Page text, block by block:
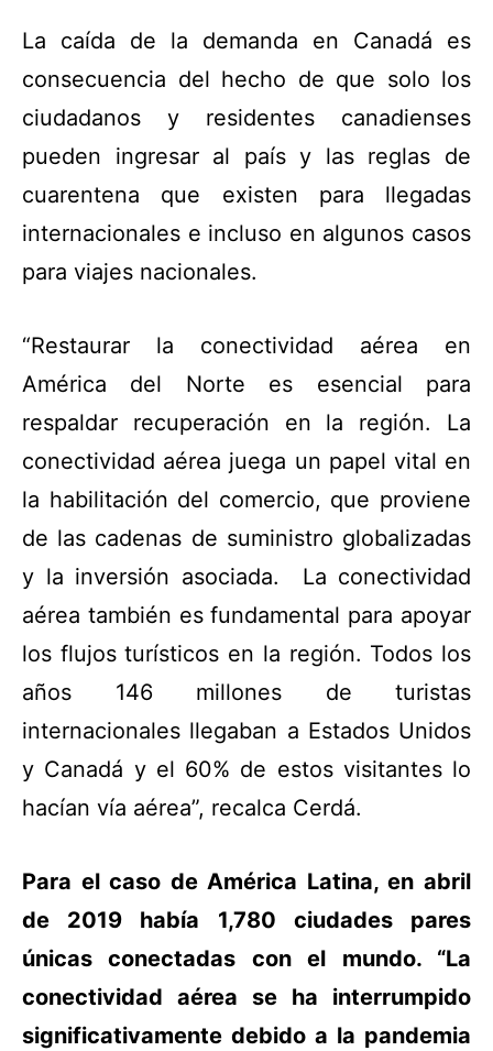
La caída de la demanda en Canadá es
consecuencia del hecho de que solo los
ciudadanos y residentes canadienses
pueden ingresar al país y las reglas de
cuarentena que existen para llegadas
internacionales e incluso en algunos casos
para viajes nacionales.
“Restaurar la conectividad aérea en
América del Norte es esencial para
respaldar recuperación en la región. La
conectividad aérea juega un papel vital en
la habilitación del comercio, que proviene
de las cadenas de suministro globalizadas
y la inversión asociada. La conectividad
aérea también es fundamental para apoyar
los flujos turísticos en la región. Todos los
años 146 millones de turistas
internacionales llegaban a Estados Unidos
y Canadá y el 60% de estos visitantes lo
hacían vía aérea”, recalca Cerdá.
Para el caso de América Latina, en abril
de 2019 había 1,780 ciudades pares
únicas conectadas con el mundo. “La
conectividad aérea se ha interrumpido
significativamente debido a la pandemia